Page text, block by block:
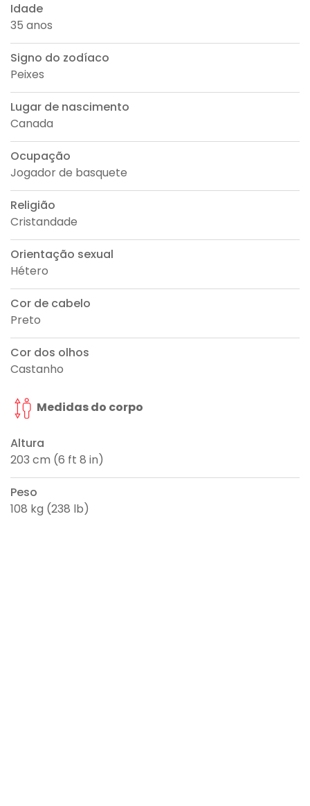
Idade
35 anos
Signo do zodíaco
Peixes
Lugar de nascimento
Canada
Ocupação
Jogador de basquete
Religião
Cristandade
Orientação sexual
Hétero
Cor de cabelo
Preto
Cor dos olhos
Castanho
Medidas do corpo
Altura
203 cm (6 ft 8 in)
Peso
108 kg (238 lb)